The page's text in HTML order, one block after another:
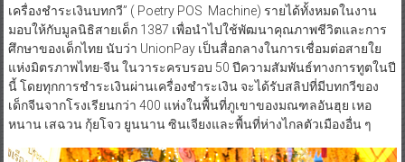
เครื่องชำระเงินบทกวี” ( Poetry POS Machine) รายได้ทั้งหมดในงาน
มอบให้กับมูลนิธิสายเด็ก 1387 เพื่อนำไปใช้พัฒนาคุณภาพชีวิตและการ
ศึกษาของเด็กไทย นับว่า UnionPay เป็นสื่อกลางในการเชื่อมต่อสายใย
แห่งมิตรภาพไทย-จีน ในวาระครบรอบ 50 ปีความสัมพันธ์ทางการทูตในปี
นี้ โดยทุกการชำระเงินผ่านเครื่องชำระเงิน จะได้รับสลิปที่มีบทกวีของ
เด็กจีนจากโรงเรียนกว่า 400 แห่งในพื้นที่ภูเขาของมณฑลอันฮุย เหอ
หนาน เสฉวน กุ้ยโจว ยูนนาน ซินเจียงและพื้นที่ห่างไกลตัวเมืองอื่น ๆ